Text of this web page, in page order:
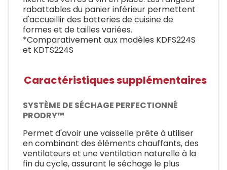
rabattables du panier inférieur permettent
d'accueillir des batteries de cuisine de
formes et de tailles variées.
*Comparativement aux modèles KDFS224S
et KDTS224S
Caractéristiques supplémentaires
SYSTÈME DE SÉCHAGE PERFECTIONNÉ
PRODRY™
Permet d'avoir une vaisselle prête à utiliser
en combinant des éléments chauffants, des
ventilateurs et une ventilation naturelle à la
fin du cycle, assurant le séchage le plus